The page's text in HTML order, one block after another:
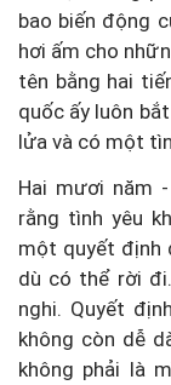
bao biến động
hơi ấm cho
tên bằng hai
quốc ấy luôn
lửa và có một
Hai mươi năm
rằng tình yêu
một quyết định
dù có thể rời
nghi. Quyết
không còn dễ
không phải là